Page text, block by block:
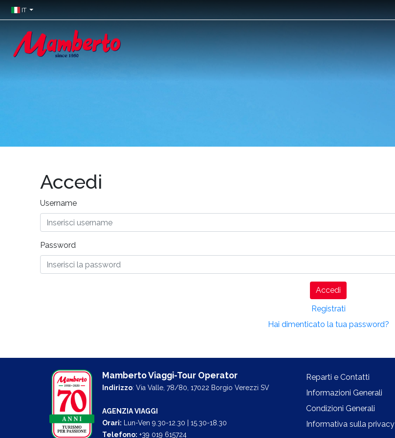
IT
Accedi
Username
Password
Accedi
Registrati
Hai dimenticato la tua password?
Mamberto Viaggi-Tour Operator
Indirizzo: Via Valle, 78/80, 17022 Borgio Verezzi SV
AGENZIA VIAGGI
Orari: Lun-Ven 9.30-12.30 | 15.30-18.30
Telefono: +39 019 615724
Reparti e Contatti
Informazioni Generali
Condizioni Generali
Informativa sulla privacy